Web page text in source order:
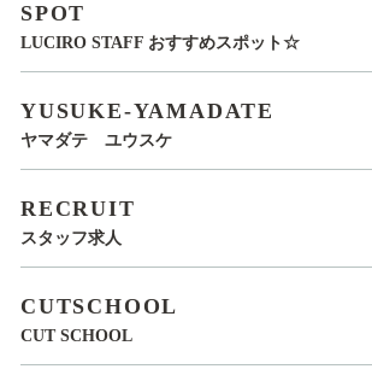
SPOT
LUCIRO STAFF おすすめスポット☆
YUSUKE-YAMADATE
ヤマダテ ユウスケ
RECRUIT
スタッフ求人
CUTSCHOOL
CUT SCHOOL